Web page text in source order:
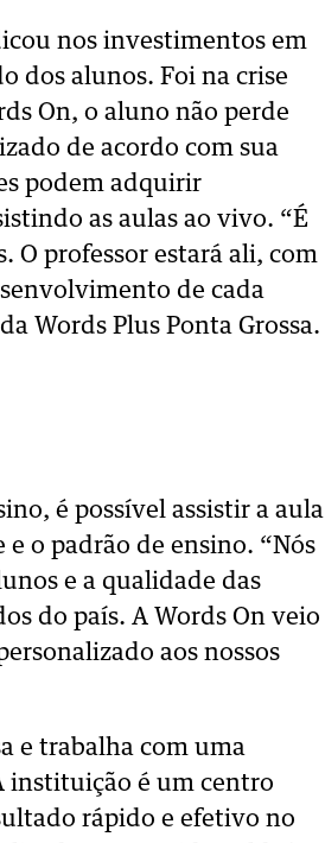
nos investimentos em
dos alunos. Foi na crise
On, o aluno não perde
de acordo com sua
podem adquirir
as aulas ao vivo. “É
O professor estará ali, com
de cada
Words Plus Ponta Grossa.
é possível assistir a aula
o padrão de ensino. “Nós
e a qualidade das
do país. A Words On veio
aos nossos
e trabalha com uma
instituição é um centro
rápido e efetivo no